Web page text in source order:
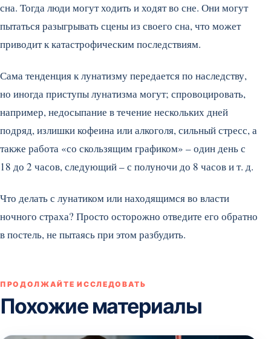
сна. Тогда люди могут ходить и ходят во сне. Они могут
пытаться разыгрывать сцены из своего сна, что может
приводит к катастрофическим последствиям.
Сама тенденция к лунатизму передается по наследству,
но иногда приступы лунатизма могут; спровоцировать,
например, недосыпание в течение нескольких дней
подряд, излишки кофеина или алкоголя, сильный стресс, а
также работа «со скользящим графиком» – один день с
18 до 2 часов, следующий – с полуночи до 8 часов и т. д.
Что делать с лунатиком или находящимся во власти
ночного страха? Просто осторожно отведите его обратно
в постель, не пытаясь при этом разбудить.
ПРОДОЛЖАЙТЕ ИССЛЕДОВАТЬ
Похожие материалы